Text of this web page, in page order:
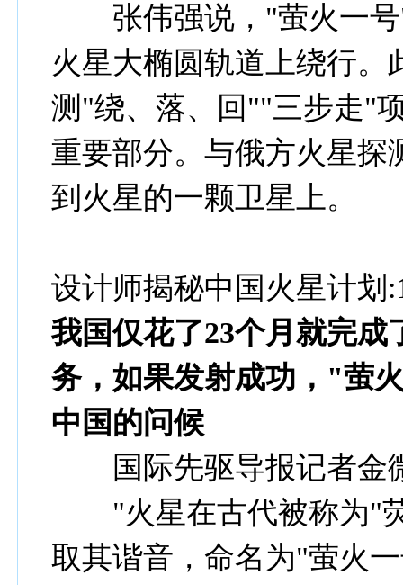
张伟强说，"萤火一号"
火星大椭圆轨道上绕行
测"绕、落、回""三步走"
重要部分。与俄方火星探
到火星的一颗卫星上。
设计师揭秘中国火星计划
我国仅花了23个月就完
务，如果发射成功，"萤
中国的问候
国际先驱导报记者金
"火星在古代被称为"荧
取其谐音，命名为"萤火